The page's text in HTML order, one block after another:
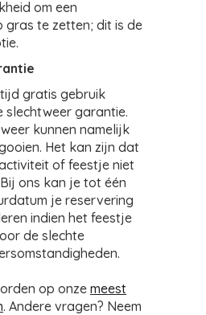
om een
gras te zetten; dit is de
gratis gebruik
slechtweer garantie.
kunnen namelijk
Het kan zijn dat
of feestje niet
ons kan je tot één
je reservering
indien het feestje
de slechte
op onze meest
. Andere vragen? Neem